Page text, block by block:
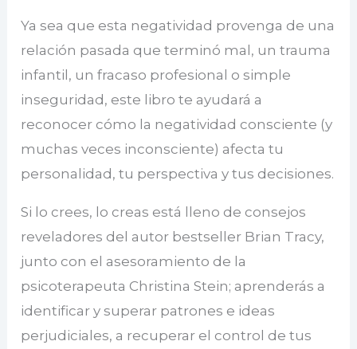
Ya sea que esta negatividad provenga de una
relación pasada que terminó mal, un trauma
infantil, un fracaso profesional o simple
inseguridad, este libro te ayudará a
reconocer cómo la negatividad consciente (y
muchas veces inconsciente) afecta tu
personalidad, tu perspectiva y tus decisiones.
Si lo crees, lo creas está lleno de consejos
reveladores del autor bestseller Brian Tracy,
junto con el asesoramiento de la
psicoterapeuta Christina Stein; aprenderás a
identificar y superar patrones e ideas
perjudiciales, a recuperar el control de tus